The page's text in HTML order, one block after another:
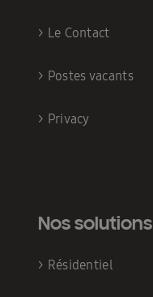
> Le Contact
> Postes vacants
> Privacy
Nos solutions
> Résidentiel